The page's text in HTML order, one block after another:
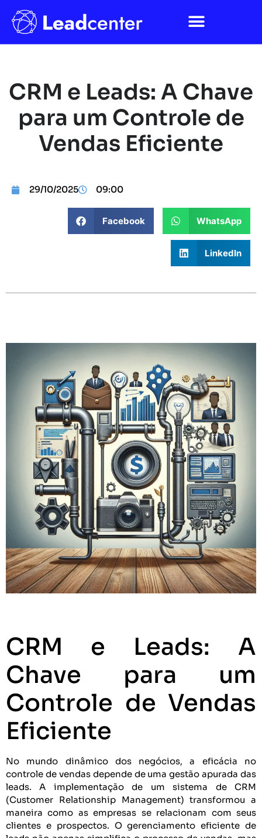
CRM e Leads: A Chave
para um Controle de
Vendas Eficiente
29/10/2025 09:00
Facebook WhatsApp
LinkedIn
CRM e Leads: A
Chave para um
Controle de Vendas
Eficiente
No mundo dinâmico dos negócios, a eficácia no
controle de vendas depende de uma gestão apurada das
leads. A implementação de um sistema de CRM
(Customer Relationship Management) transformou a
maneira como as empresas se relacionam com seus
clientes e prospectos. O gerenciamento eficiente de